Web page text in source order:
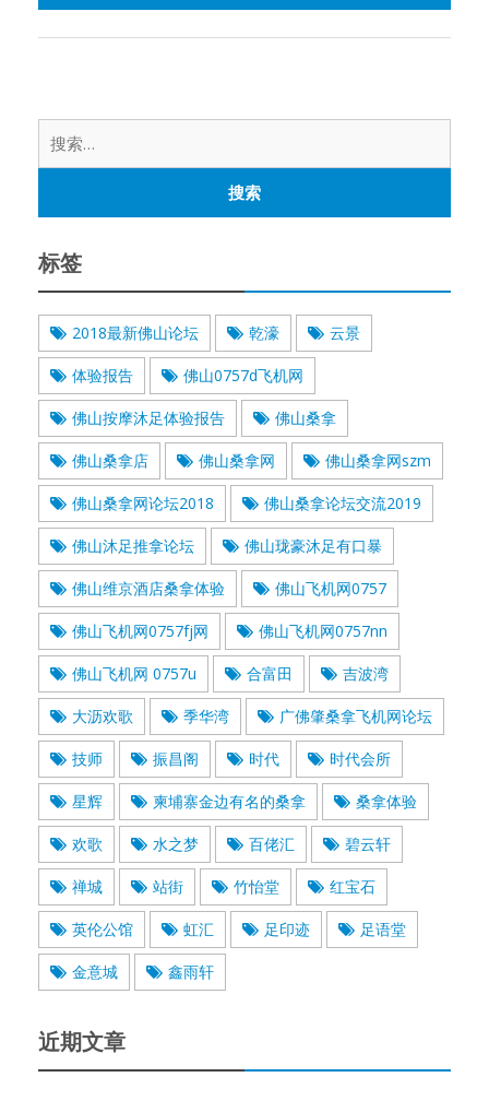
标签
2018最新佛山论坛 乾濠 云景
体验报告 佛山0757d飞机网
佛山按摩沐足体验报告 佛山桑拿
佛山桑拿店 佛山桑拿网 佛山桑拿网szm
佛山桑拿网论坛2018 佛山桑拿论坛交流2019
佛山沐足推拿论坛 佛山珑豪沐足有口暴
佛山维京酒店桑拿体验 佛山飞机网0757
佛山飞机网0757fj网 佛山飞机网0757nn
佛山飞机网 0757u 合富田 吉波湾
大沥欢歌 季华湾 广佛肇桑拿飞机网论坛
技师 振昌阁 时代 时代会所
星辉 柬埔寨金边有名的桑拿 桑拿体验
欢歌 水之梦 百佬汇 碧云轩
禅城 站街 竹怡堂 红宝石
英伦公馆 虹汇 足印迹 足语堂
金意城 鑫雨轩
近期文章